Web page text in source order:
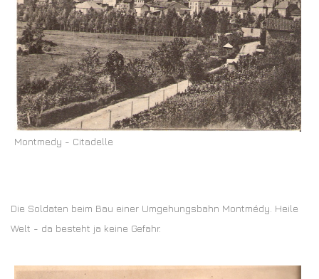
Montmedy - Citadelle
Die Soldaten beim Bau einer Umgehungsbahn Montmédy. Heile
Welt - da besteht ja keine Gefahr.